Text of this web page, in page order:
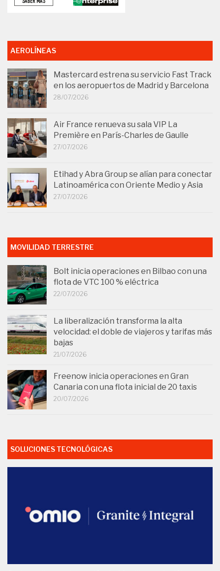
AEROLÍNEAS
Mastercard estrena su servicio Fast Track
en los aeropuertos de Madrid y Barcelona
28/07/2026
Air France renueva su sala VIP La
Première en París-Charles de Gaulle
27/07/2026
Etihad y Abra Group se alían para conectar
Latinoamérica con Oriente Medio y Asia
27/07/2026
MOVILIDAD TERRESTRE
Bolt inicia operaciones en Bilbao con una
flota de VTC 100 % eléctrica
22/07/2026
La liberalización transforma la alta
velocidad: el doble de viajeros y tarifas más
bajas
21/07/2026
Freenow inicia operaciones en Gran
Canaria con una flota inicial de 20 taxis
20/07/2026
SOLUCIONES TECNOLÓGICAS